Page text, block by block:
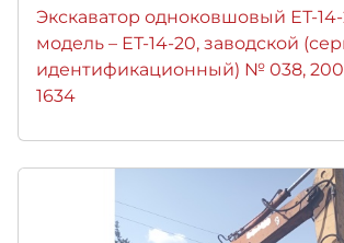
Экскаватор одноковшовый ЕТ-
модель – ЕТ-14-20, заводской
идентификационный) № 038,
1634